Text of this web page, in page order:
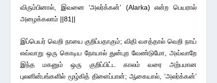
விரும்பினால், இவனை ‘அலர்க்கன்’ (Alarka) என்ற பெயரால்
அழைக்கலாம் ||81||
இப்பெயர் வெறி நாயை குறிப்பதாகும்; விதி வசத்தால் வெறி நாய்
எவ்வாறு ஒரு கொடிய நோயால் துன்புற வேண்டுமோ, அவ்வாறே
இந்த மகனும் ஒரு குறிப்பிட்ட காலம் வரை அற்பமான
புலனின்பங்களில் மூழ்கித் திளைப்பான்; ஆகையால், ‘அலர்க்கன்’